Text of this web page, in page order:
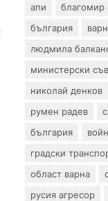
апи благомир
българия
людмила
министерски
николай денков
румен радев
българия
градски
област варна
русия агресор